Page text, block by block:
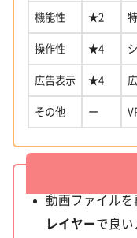
機能性 ★2
操作性 ★4
広告表示 ★4
その他 ー
動画ファイル
レイヤーで良い